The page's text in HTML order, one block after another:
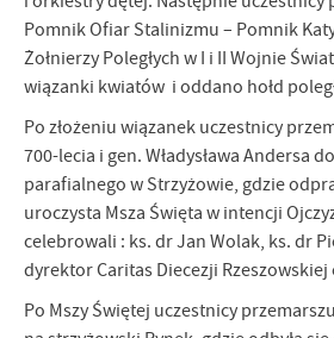
Pomnik Ofiar Stalinizmu – Pomnik
Żołnierzy Poległych w I i II Wojnie
wiązanki kwiatów i oddano hołd
Po złożeniu wiązanek uczestnicy
700-lecia i gen. Władysława Andersa
parafialnego w Strzyżowie, gdzie
uroczysta Msza Święta w intencji
celebrowali : ks. dr Jan Wolak, ks. dr
dyrektor Caritas Diecezji Rzeszowskiej
Po Mszy Świętej uczestnicy
firm będących naszymi partnerami oraz
Firmy te działają w charakterze
treści w postaci wiadomości, ofert,
społecznościowych.